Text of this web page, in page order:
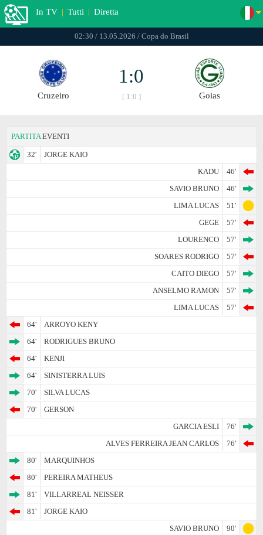
In TV | Tutti | Diretta
02:30 / 13.05.2026 / Copa do Brasil
Cruzeiro
1:0
[ 1:0 ] Goias
PARTITA EVENTI
32'
JORGE KAIO
KADU
46'
SAVIO BRUNO
46'
LIMA LUCAS
51'
GEGE
57'
LOURENCO
57'
SOARES RODRIGO
57'
CAITO DIEGO
57'
ANSELMO RAMON
57'
LIMA LUCAS
57'
64'
ARROYO KENY
64'
RODRIGUES BRUNO
64'
KENJI
64'
SINISTERRA LUIS
70'
SILVA LUCAS
70'
GERSON
GARCIA ESLI
76'
ALVES FERREIRA JEAN CARLOS
76'
80'
MARQUINHOS
80'
PEREIRA MATHEUS
81'
VILLARREAL NEISSER
81'
JORGE KAIO
SAVIO BRUNO
90'